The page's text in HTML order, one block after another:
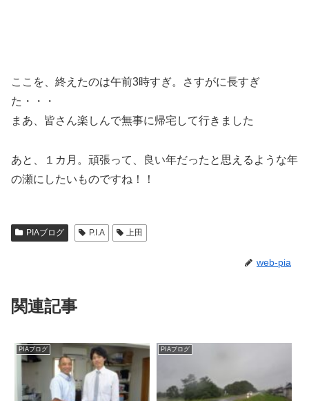
ここを、終えたのは午前3時すぎ。さすがに長すぎ
た・・・
まあ、皆さん楽しんで無事に帰宅して行きました
あと、１カ月。頑張って、良い年だったと思えるような年
の瀬にしたいものですね！！
PIAブログ P.I.A 上田
web-pia
関連記事
PIAブログ PIAブログ